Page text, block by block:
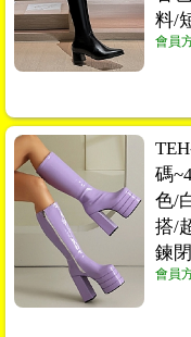
料/
會員
碼
色/
搭/
鍊
會員